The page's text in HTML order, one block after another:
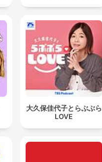
大久保佳代子とらぶぶら
LOVE